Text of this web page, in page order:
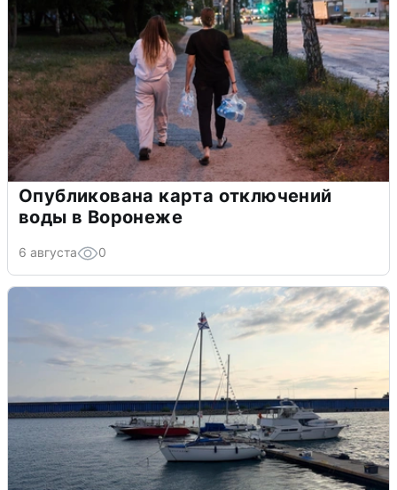
Опубликована карта отключений
воды в Воронеже
6 августа 0